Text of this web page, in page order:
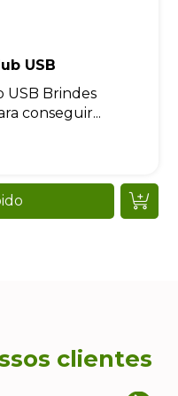
USB
USB Brindes
conseguir...
clientes